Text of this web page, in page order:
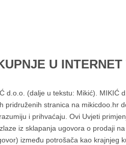
U INTERNET
d.o.o. (dalje u tekstu: Mikić).
stranica na mikicdoo.hr
i prihvaćaju. Ovi Uvjeti
iz sklapanja ugovora o prodaji
između potrošača kao krajnjeg